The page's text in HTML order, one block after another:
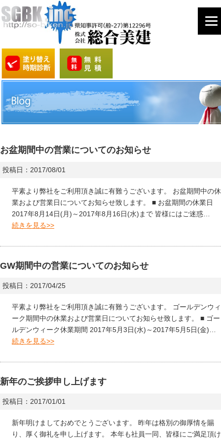
お盆期間中の営業についてのお知らせ
投稿日：2017/08/01
平素より弊社をご利用頂き誠に有難うございます。 お盆期間中の休
業および営業日についてお知らせ致します。 ■ お盆期間の休業日
2017年8月14日(月)～2017年8月16日(水)まで 皆様にはご迷惑…
続きを見る>>
GW期間中の営業についてのお知らせ
投稿日：2017/04/25
平素より弊社をご利用頂き誠に有難うございます。 ゴールデンウィ
ーク期間中の休業および営業日についてお知らせ致します。 ■ ゴー
ルデンウィーク休業期間 2017年5月3日(水)～2017年5月5日(金)…
続きを見る>>
新年のご挨拶申し上げます
投稿日：2017/01/01
新年明けましておめでとうございます。 昨年は格別の御厚情を賜
り、厚く御礼を申し上げます。 本年も社員一同、皆様にご満足頂け